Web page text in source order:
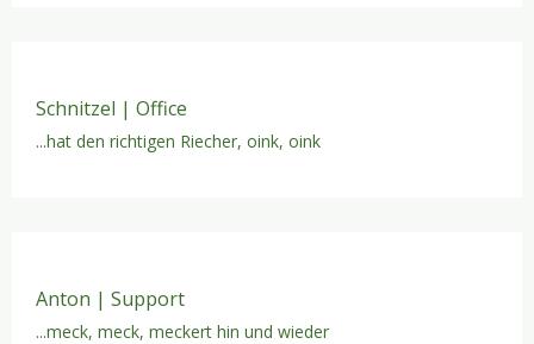
Schnitzel | Office
...hat den richtigen Riecher, oink, oink
Anton | Support
...meck, meck, meckert hin und wieder